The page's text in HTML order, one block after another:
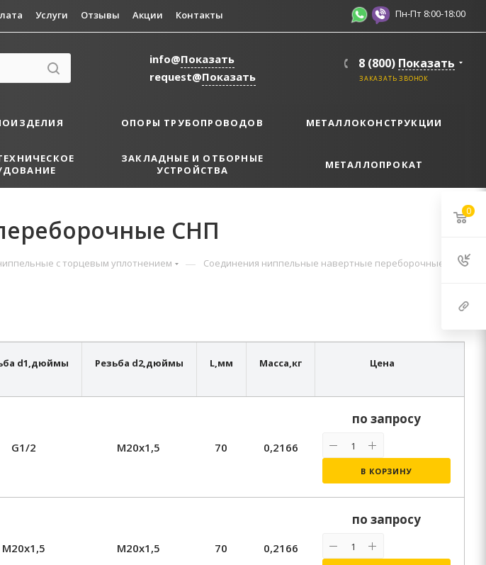
Услуги Отзывы Акции Контакты Пн-Пт 8:00-18:00
info@Показать
request@Показать
8 (800) Показать
ЗАКАЗАТЬ ЗВОНОК
ОПОРЫ ТРУБОПРОВОДОВ МЕТАЛЛОКОНСТРУКЦИИ
ЗАКЛАДНЫЕ И ОТБОРНЫЕ
УСТРОЙСТВА
МЕТАЛЛОПРОКАТ
СНП
с торцевым уплотнением — Соединения ниппельные навертные переборочные СНП
d1,дюймы Резьба d2,дюймы L,мм Масса,кг Цена
G1/2 М20х1,5 70 0,2166
по запросу
В КОРЗИНУ
М20х1,5 М20х1,5 70 0,2166
по запросу
0